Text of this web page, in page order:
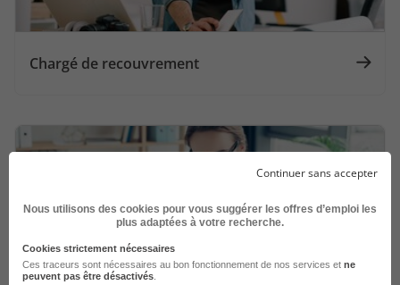
Chargé de recouvrement
Continuer sans accepter
Nous utilisons des cookies pour vous suggérer les offres d’emploi les
plus adaptées à votre recherche.
Cookies strictement nécessaires
Ces traceurs sont nécessaires au bon fonctionnement de nos services et ne
peuvent pas être désactivés